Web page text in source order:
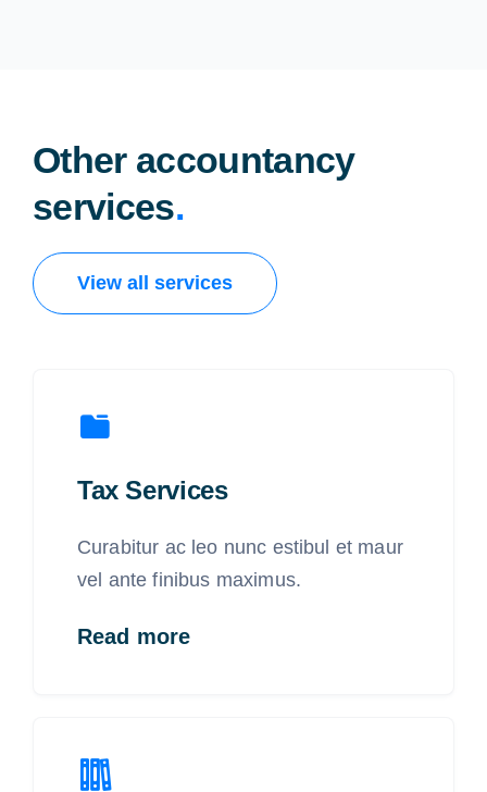
Other accountancy
services.
View all services
Tax Services
Curabitur ac leo nunc estibul et maur
vel ante finibus maximus.
Read more